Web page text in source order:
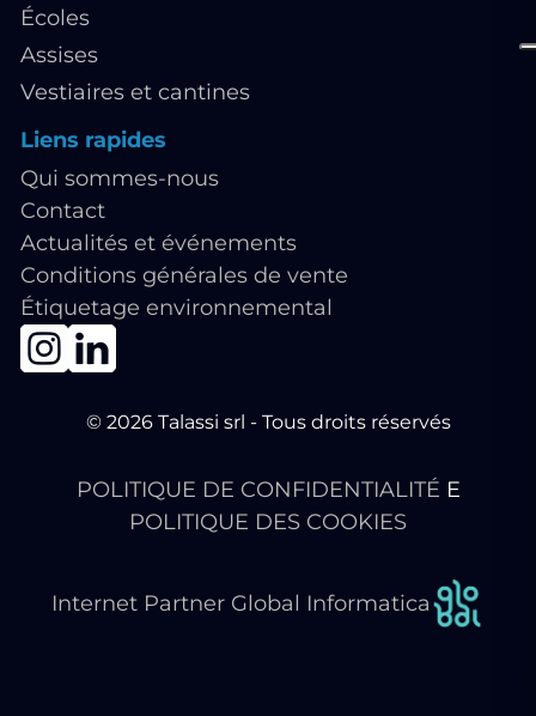
Écoles
Assises
Vestiaires et cantines
Liens rapides
Qui sommes-nous
Contact
Actualités et événements
Conditions générales de vente
Étiquetage environnemental
© 2026 Talassi srl - Tous droits réservés
POLITIQUE DE CONFIDENTIALITÉ E
POLITIQUE DES COOKIES
Internet Partner Global Informatica